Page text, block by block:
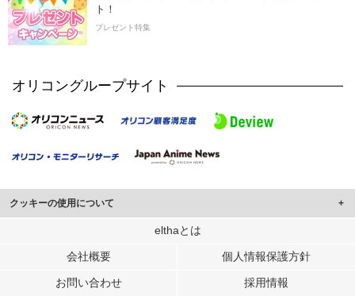
ト！
プレゼント特集
オリコングループサイト
クッキーの使用について
このサイトでは Cookie を使用して、ユーザーに合わせたコンテンツや広告の
行っています。
メディアや広告配信、データ解析の各パートナーに提供しています。
elthaとは
会社概要 個人情報保護方針
お問い合わせ 採用情報